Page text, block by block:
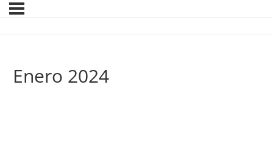
Enero 2024